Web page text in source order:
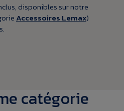
disponibles sur notre
Accessoires Lemax)
catégorie